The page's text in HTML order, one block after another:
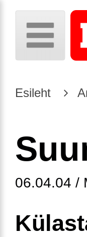
Esileht
06.04.04 /